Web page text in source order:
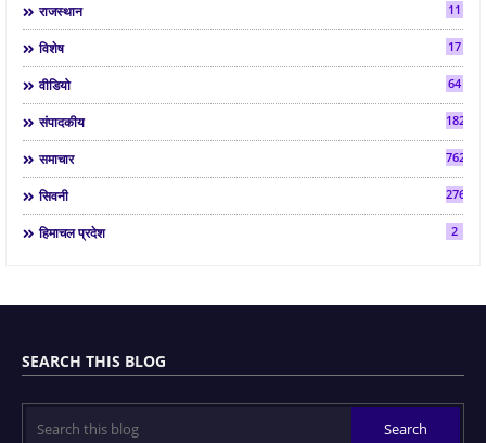
राजस्थान 11
विशेष 17
वीडियो 64
संपादकीय 182
समाचार 7624
सिवनी 2763
हिमाचल प्रदेश 2
SEARCH THIS BLOG